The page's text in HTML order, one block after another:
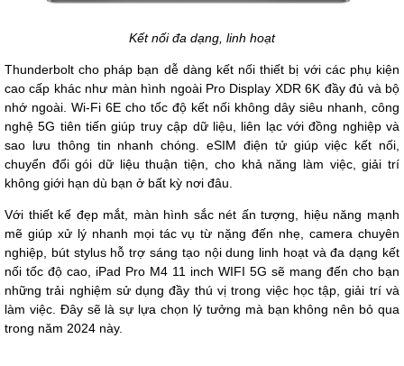
Kết nối đa dạng, linh hoạt
Thunderbolt cho pháp bạn dễ dàng kết nối thiết bị với các phụ kiện
cao cấp khác như màn hình ngoài Pro Display XDR 6K đầy đủ và bộ
nhớ ngoài. Wi-Fi 6E cho tốc độ kết nối không dây siêu nhanh, công
nghệ 5G tiên tiến giúp truy cập dữ liệu, liên lạc với đồng nghiệp và
sao lưu thông tin nhanh chóng. eSIM điện tử giúp việc kết nối,
chuyển đổi gói dữ liệu thuận tiện, cho khả năng làm việc, giải trí
không giới hạn dù bạn ở bất kỳ nơi đâu.
Với thiết kế đẹp mắt, màn hình sắc nét ấn tượng, hiệu năng mạnh
mẽ giúp xử lý nhanh mọi tác vụ từ nặng đến nhẹ, camera chuyên
nghiệp, bút stylus hỗ trợ sáng tạo nội dung linh hoạt và đa dạng kết
nối tốc độ cao, iPad Pro M4 11 inch WIFI 5G sẽ mang đến cho bạn
những trải nghiệm sử dụng đầy thú vị trong việc học tập, giải trí và
làm việc. Đây sẽ là sự lựa chọn lý tưởng mà bạn không nên bỏ qua
trong năm 2024 này.